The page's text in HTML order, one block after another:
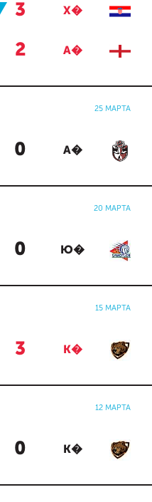
3 Х�
2 А�
25 МАРТА
0 А�
20 МАРТА
0 Ю�
15 МАРТА
3 К�
12 МАРТА
0 К�